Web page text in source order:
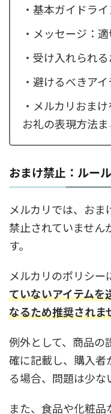
・基本ガイドラ
・メッセージ：
・受け入れられ
・避けるべきア
・メルカリおま
お礼の表現方法
おまけ禁止：ルー
メルカリでは、お
禁止されていません
す。
メルカリのポリシー
ていないアイテムを
なるため推奨されま
例外として、商品の
確に記載し、購入者
る場合、問題は少な
また、食品や化粧